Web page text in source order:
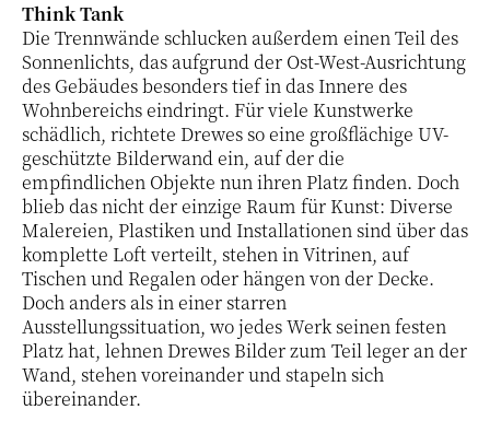
Think Tank
Die Trennwände schlucken außerdem einen Teil des
Sonnenlichts, das aufgrund der Ost-West-Ausrichtung
des Gebäudes besonders tief in das Innere des
Wohnbereichs eindringt. Für viele Kunstwerke
schädlich, richtete Drewes so eine großflächige UV-
geschützte Bilderwand ein, auf der die
empfindlichen Objekte nun ihren Platz finden. Doch
blieb das nicht der einzige Raum für Kunst: Diverse
Malereien, Plastiken und Installationen sind über das
komplette Loft verteilt, stehen in Vitrinen, auf
Tischen und Regalen oder hängen von der Decke.
Doch anders als in einer starren
Ausstellungssituation, wo jedes Werk seinen festen
Platz hat, lehnen Drewes Bilder zum Teil leger an der
Wand, stehen voreinander und stapeln sich
übereinander.